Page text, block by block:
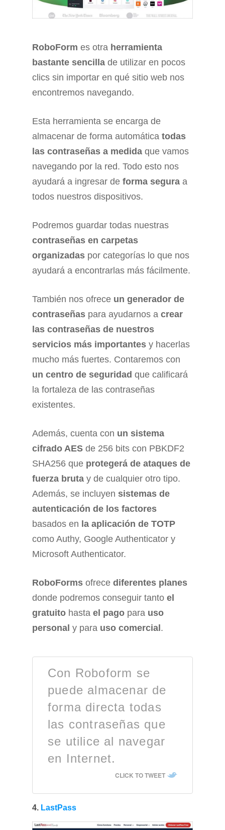
RoboForm es otra herramienta
bastante sencilla de utilizar en pocos
clics sin importar en qué sitio web nos
encontremos navegando.
Esta herramienta se encarga de
almacenar de forma automática todas
las contraseñas a medida que vamos
navegando por la red. Todo esto nos
ayudará a ingresar de forma segura a
todos nuestros dispositivos.
Podremos guardar todas nuestras
contraseñas en carpetas
organizadas por categorías lo que nos
ayudará a encontrarlas más fácilmente.
También nos ofrece un generador de
contraseñas para ayudarnos a crear
las contraseñas de nuestros
servicios más importantes y hacerlas
mucho más fuertes. Contaremos con
un centro de seguridad que calificará
la fortaleza de las contraseñas
existentes.
Además, cuenta con un sistema
cifrado AES de 256 bits con PBKDF2
SHA256 que protegerá de ataques de
fuerza bruta y de cualquier otro tipo.
Además, se incluyen sistemas de
autenticación de los factores
basados en la aplicación de TOTP
como Authy, Google Authenticator y
Microsoft Authenticator.
RoboForms ofrece diferentes planes
donde podremos conseguir tanto el
gratuito hasta el pago para uso
personal y para uso comercial .
Con Roboform se
puede almacenar de
forma directa todas
las contraseñas que
se utilice al navegar
en Internet.
CLICK TO TWEET
4. LastPass